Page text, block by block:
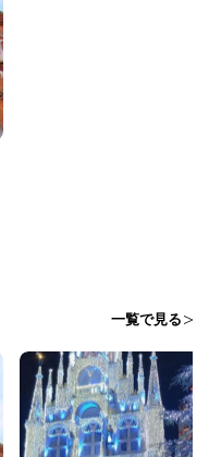
一覧で見る